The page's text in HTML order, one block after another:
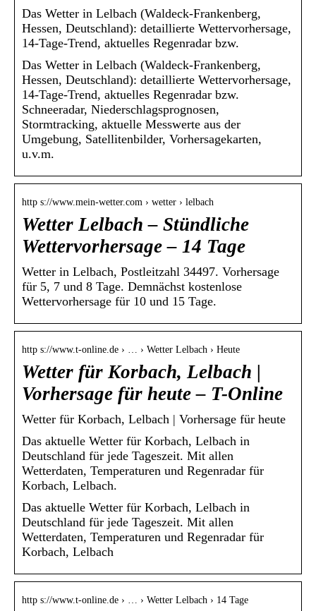
Das Wetter in Lelbach (Waldeck-Frankenberg,
Hessen, Deutschland): detaillierte Wettervorhersage,
14-Tage-Trend, aktuelles Regenradar bzw.
Das Wetter in Lelbach (Waldeck-Frankenberg,
Hessen, Deutschland): detaillierte Wettervorhersage,
14-Tage-Trend, aktuelles Regenradar bzw.
Schneeradar, Niederschlagsprognosen,
Stormtracking, aktuelle Messwerte aus der
Umgebung, Satellitenbilder, Vorhersagekarten,
u.v.m.
http s://www.mein-wetter.com › wetter › lelbach
Wetter Lelbach – Stündliche
Wettervorhersage – 14 Tage
Wetter in Lelbach, Postleitzahl 34497. Vorhersage
für 5, 7 und 8 Tage. Demnächst kostenlose
Wettervorhersage für 10 und 15 Tage.
http s://www.t-online.de › … › Wetter Lelbach › Heute
Wetter für Korbach, Lelbach |
Vorhersage für heute – T-Online
Wetter für Korbach, Lelbach | Vorhersage für heute
Das aktuelle Wetter für Korbach, Lelbach in
Deutschland für jede Tageszeit. Mit allen
Wetterdaten, Temperaturen und Regenradar für
Korbach, Lelbach.
Das aktuelle Wetter für Korbach, Lelbach in
Deutschland für jede Tageszeit. Mit allen
Wetterdaten, Temperaturen und Regenradar für
Korbach, Lelbach
http s://www.t-online.de › … › Wetter Lelbach › 14 Tage